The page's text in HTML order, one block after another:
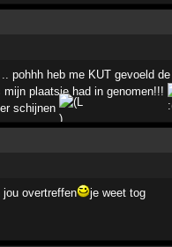
pohhh heb me KUT gevoeld
mijn plaatsje had in genomen!!!
schijnen
jou overtreffen je weet tog